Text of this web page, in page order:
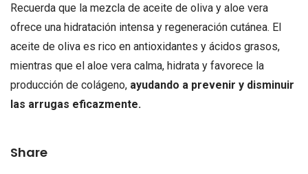
Recuerda que la mezcla de aceite de oliva y aloe vera
ofrece una hidratación intensa y regeneración cutánea. El
aceite de oliva es rico en antioxidantes y ácidos grasos,
mientras que el aloe vera calma, hidrata y favorece la
producción de colágeno, ayudando a prevenir y disminuir
las arrugas eficazmente.
Share